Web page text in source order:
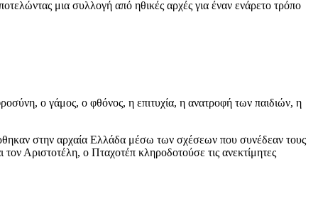
μια συλλογή από ηθικές αρχές για έναν ενάρετο τρόπο
ο γάμος, ο φθόνος, η επιτυχία, η ανατροφή των παιδιών, η
στην αρχαία Ελλάδα μέσω των σχέσεων που συνέδεαν τους
Αριστοτέλη, ο Πταχοτέπ κληροδοτούσε τις ανεκτίμητες